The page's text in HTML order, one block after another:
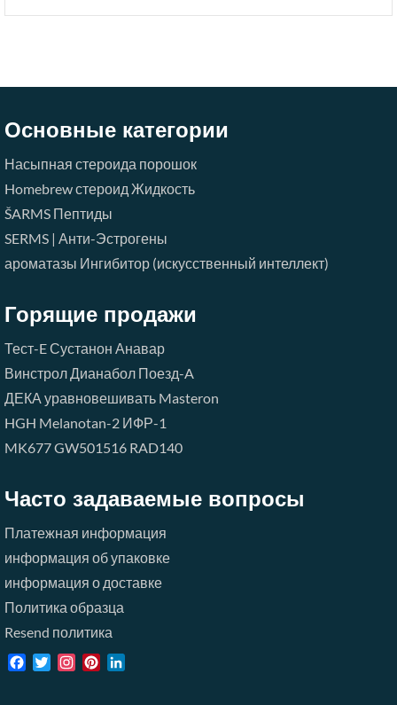
Основные категории
Насыпная стероида порошок
Homebrew стероид Жидкость
ŠARMS Пептиды
SERMS | Анти-Эстрогены
ароматазы Ингибитор (искусственный интеллект)
Горящие продажи
Тест-EСустанон Анавар
ВинстролДианабол Поезд-A
ДЕКА уравновешивать Masteron
HGH Melanotan-2 ИФР-1
MK677GW501516 RAD140
Часто задаваемые вопросы
Платежная информация
информация об упаковке
информация о доставке
Политика образца
Resend политика
Facebook
TwitterInstagramPinterest